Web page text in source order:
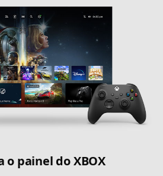
o painel do XBOX